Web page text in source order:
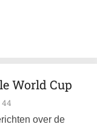
World Cup
44
over de